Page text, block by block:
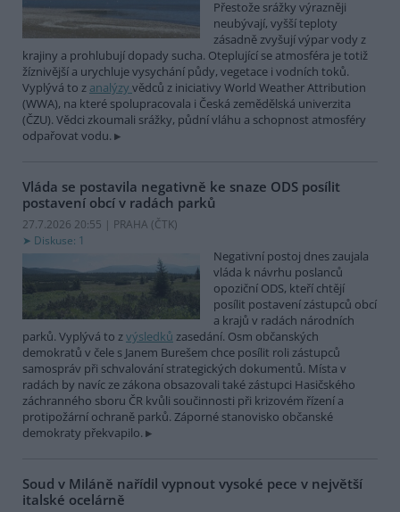
Přestože srážky výrazněji
neubývají, vyšší teploty
zásadně zvyšují výpar vody z
krajiny a prohlubují dopady sucha. Oteplující se atmosféra je totiž
žíznivější a urychluje vysychání půdy, vegetace i vodních toků.
Vyplývá to z analýzy vědců z iniciativy World Weather Attribution
(WWA), na které spolupracovala i Česká zemědělská univerzita
(ČZU). Vědci zkoumali srážky, půdní vláhu a schopnost atmosféry
odpařovat vodu.
Vláda se postavila negativně ke snaze ODS posílit
postavení obcí v radách parků
27.7.2026 20:55 | PRAHA (ČTK)
Diskuse: 1
Negativní postoj dnes zaujala
vláda k návrhu poslanců
opoziční ODS, kteří chtějí
posílit postavení zástupců obcí
a krajů v radách národních
parků. Vyplývá to zvýsledků zasedání. Osm občanských
demokratů v čele s Janem Burešem chce posílit roli zástupců
samospráv při schvalování strategických dokumentů. Místa v
radách by navíc ze zákona obsazovali také zástupci Hasičského
záchranného sboru ČR kvůli součinnosti při krizovém řízení a
protipožární ochraně parků. Záporné stanovisko občanské
demokraty překvapilo.
Soud v Miláně nařídil vypnout vysoké pece v největší
italské ocelárně